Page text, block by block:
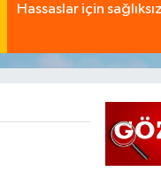
Hassaslar için sağlıksız